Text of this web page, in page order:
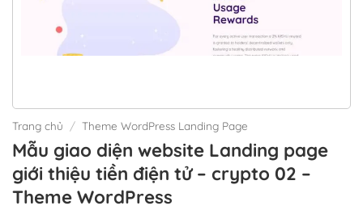
Trang chủ / Theme WordPress Landing Page
Mẫu giao diện website Landing page
giới thiệu tiền điện tử – crypto 02 –
Theme WordPress